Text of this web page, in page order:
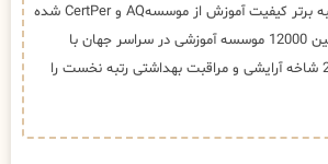
در پی موفق به کسب رتبه برتر کیفیت آموزش از موسسهAQ و CertPer شده
است ، این مجموعه در بین 12000 موسسه آموزشی در سراسر جهان با
دریافت نماد مانورا در 23 شاخه آرایشی و مراقبت بهداشتی رتبه نخست را